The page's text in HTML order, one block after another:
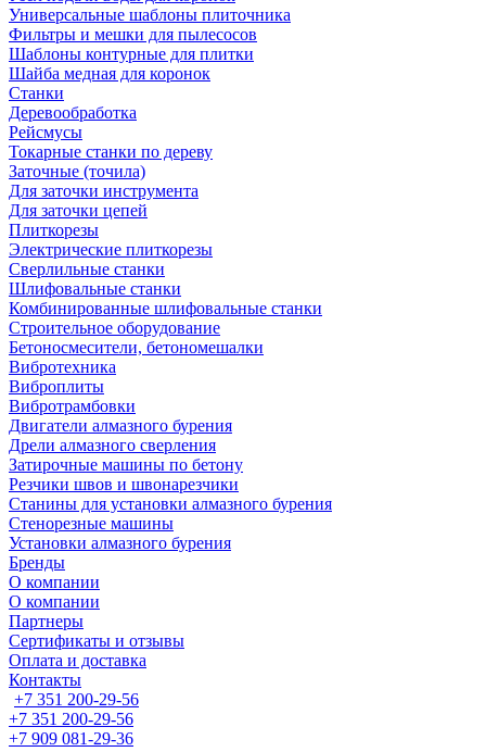
Универсальные шаблоны плиточника
Фильтры и мешки для пылесосов
Шаблоны контурные для плитки
Шайба медная для коронок
Станки
Деревообработка
Рейсмусы
Токарные станки по дереву
Заточные (точила)
Для заточки инструмента
Для заточки цепей
Плиткорезы
Электрические плиткорезы
Сверлильные станки
Шлифовальные станки
Комбинированные шлифовальные станки
Строительное оборудование
Бетоносмесители, бетономешалки
Вибротехника
Виброплиты
Вибротрамбовки
Двигатели алмазного бурения
Дрели алмазного сверления
Затирочные машины по бетону
Резчики швов и швонарезчики
Станины для установки алмазного бурения
Стенорезные машины
Установки алмазного бурения
Бренды
О компании
О компании
Партнеры
Cертификаты и отзывы
Оплата и доставка
Контакты
+7 351 200-29-56
+7 351 200-29-56
+7 909 081-29-36